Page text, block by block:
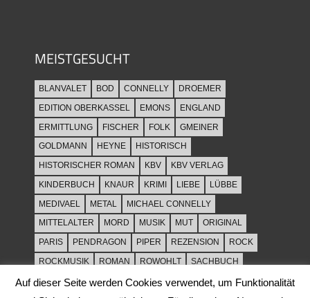
MEISTGESUCHT
BLANVALET BOD CONNELLY
DROEMER
EDITION OBERKASSEL
EMONS
ENGLAND
ERMITTLUNG
FISCHER FOLK
GMEINER
GOLDMANN
HEYNE
HISTORISCH
HISTORISCHER ROMAN
KBV
KBV VERLAG
KINDERBUCH
KNAUR KRIMI LIEBE
LÜBBE
MEDIVAEL
METAL
MICHAEL CONNELLY
MITTELALTER
MORD MUSIK MUT
ORIGINAL
PARIS
PENDRAGON PIPER REZENSION
ROCK
ROCKMUSIK
ROMAN ROWOHLT
SACHBUCH
SPANNUNG
SYLT THRILLER TOD
ULLSTEIN
Auf dieser Seite werden Cookies verwendet, um Funktionalität